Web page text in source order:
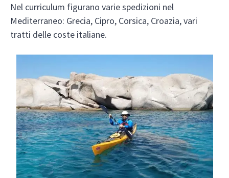
Nel curriculum figurano varie spedizioni nel
Mediterraneo: Grecia, Cipro, Corsica, Croazia, vari
tratti delle coste italiane.